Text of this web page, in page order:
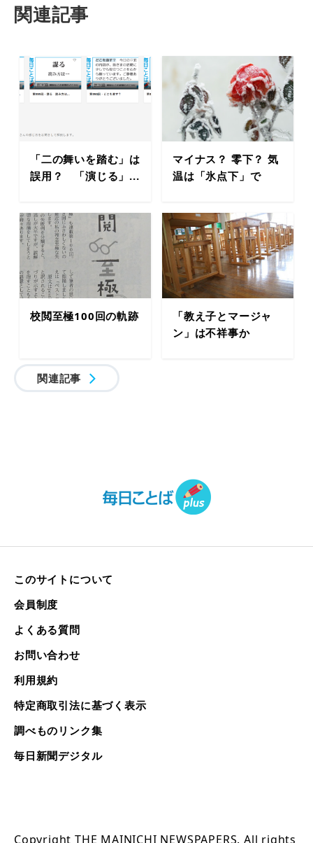
関連記事
「二の舞いを踏む」は
誤用？ 「演じる」...
マイナス？ 零下？ 気
温は「氷点下」で
校閲至極100回の軌跡
「教え子とマージャ
ン」は不祥事か
関連記事
このサイトについて
会員制度
よくある質問
お問い合わせ
利用規約
特定商取引法に基づく表示
調べものリンク集
毎日新聞デジタル
Copyright THE MAINICHI NEWSPAPERS. All rights